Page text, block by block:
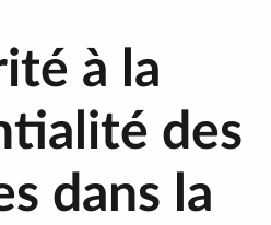
à la
des
dans la